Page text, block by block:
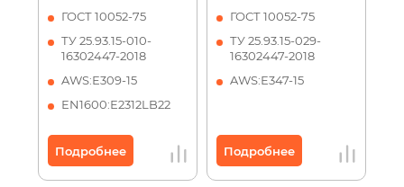
ГОСТ 10052-75
ТУ 25.93.15-010-
16302447-2018
AWS:Е309-15
ЕN1600:Е2312LB22
Подробнее
ГОСТ 10052-75
ТУ 25.93.15-029-
16302447-2018
AWS:Е347-15
Подробнее